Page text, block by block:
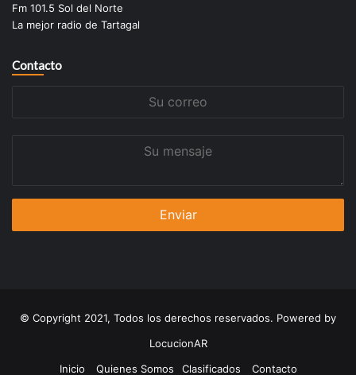
Fm 101.5 Sol del Norte
La mejor radio de Tartagal
Contacto
© Copyright 2021, Todos los derechos reservados. Powered by
LocucionAR
Inicio
Quienes Somos Clasificados Contacto